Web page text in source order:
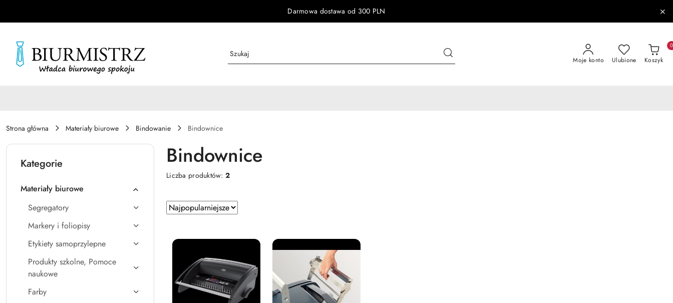
Darmowa dostawa od 300 PLN
Moje konto Ulubione Koszyk
0
Strona główna Materiały biurowe Bindowanie Bindownice
Kategorie
Materiały biurowe
Segregatory
Markery i foliopisy
Etykiety samoprzylepne
Produkty szkolne, Pomoce
naukowe
Farby
Bindownice
Liczba produktów:2
Zastosowano
sortowanie:
Sortuj
według